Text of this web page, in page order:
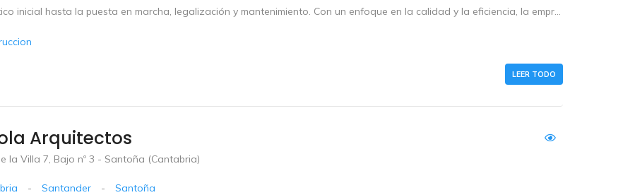
inicial hasta la puesta en marcha, legalización y mantenimiento. Con un enfoque en la calidad y la eficiencia, la empr...
LEER TODO
Arquitectos
la Villa 7, Bajo nº 3 - Santoña (Cantabria)
- Santander - Santoña